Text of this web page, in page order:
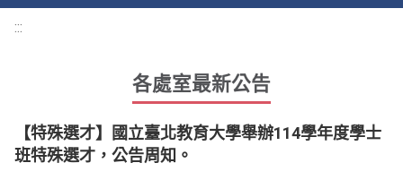
:::
各處室最新公告
【特殊選才】國立臺北教育大學舉辦114學年度學士
班特殊選才，公告周知。